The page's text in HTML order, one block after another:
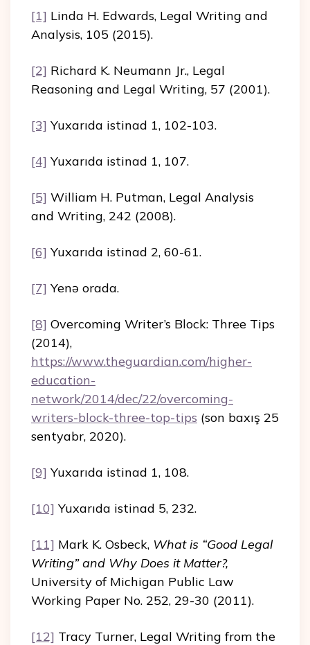
[1] Linda H. Edwards, Legal Writing and
Analysis, 105 (2015).
[2] Richard K. Neumann Jr., Legal
Reasoning and Legal Writing, 57 (2001).
[3] Yuxarıda istinad 1, 102-103.
[4] Yuxarıda istinad 1, 107.
[5] William H. Putman, Legal Analysis
and Writing, 242 (2008).
[6] Yuxarıda istinad 2, 60-61.
[7] Yenə orada.
[8] Overcoming Writer’s Block: Three Tips
(2014),
https://www.theguardian.com/higher-
education-
network/2014/dec/22/overcoming-
writers-block-three-top-tips (son baxış 25
sentyabr, 2020).
[9] Yuxarıda istinad 1, 108.
[10] Yuxarıda istinad 5, 232.
[11] Mark K. Osbeck, What is “Good Legal
Writing” and Why Does it Matter?,
University of Michigan Public Law
Working Paper No. 252, 29-30 (2011).
[12] Tracy Turner, Legal Writing from the